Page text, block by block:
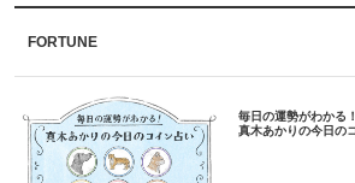
FORTUNE
毎日の運勢がわかる！